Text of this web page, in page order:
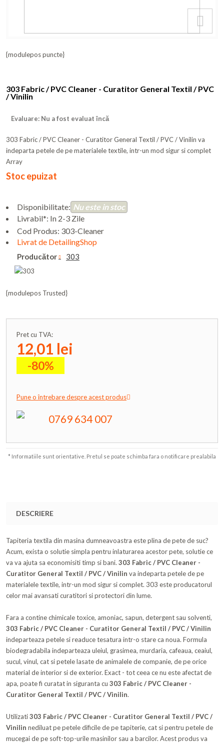
{modulepos puncte}
303 Fabric / PVC Cleaner - Curatitor General Textil / PVC
/ Vinilin
Evaluare: Nu a fost evaluat încă
303 Fabric / PVC Cleaner - Curatitor General Textil / PVC / Vinilin va
indeparta petele de pe materialele textile, intr-un mod sigur si complet
Array
Stoc epuizat
Disponibilitate: Nu este in stoc
Livrabil*: In 2-3 Zile
Cod Produs: 303-Cleaner
Livrat de DetailingShop
Producător 303
{modulepos Trusted}
Pret cu TVA:
12,01 lei
-80%
Pune o întrebare despre acest produs
0769 634 007
* Informatiile sunt orientative. Pretul se poate schimba fara o notificare prealabila
DESCRIERE
Tapiteria textila din masina dumneavoastra este plina de pete de suc?
Acum, exista o solutie simpla pentru inlaturarea acestor pete, solutie ce
va va ajuta sa economisiti timp si bani. 303 Fabric / PVC Cleaner -
Curatitor General Textil / PVC / Vinilin va indeparta petele de pe
materialele textile, intr-un mod sigur si complet. 303 este producatorul
celor mai avansati curatitori si protectori din lume.
Fara a contine chimicale toxice, amoniac, sapun, detergent sau solventi,
303 Fabric / PVC Cleaner - Curatitor General Textil / PVC / Vinilin
indeparteaza petele si readuce tesatura intr-o stare ca noua. Formula
biodegradabila indeparteaza uleiul, grasimea, murdaria, cafeaua, ceaiul,
sucul, vinul, cat si petele lasate de animalele de companie, de pe orice
material de interior si de exterior. Exact - tot ceea ce nu este afectat de
apa, poate fi curatat in siguranta cu 303 Fabric / PVC Cleaner -
Curatitor General Textil / PVC / Vinilin.
Utilizati303 Fabric / PVC Cleaner - Curatitor General Textil / PVC /
Vinilin nediluat pe petele dificile de pe tapiterie, cat si pentru petele de
mucegai de pe soft-top-urile masinilor sau a barcilor. Acest produs va